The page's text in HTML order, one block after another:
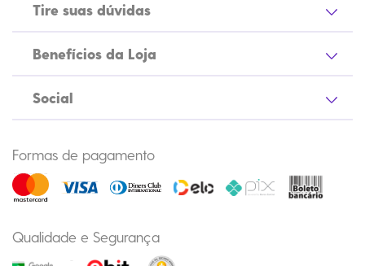
Tire suas dúvidas
Benefícios da Loja
Social
Formas de pagamento
Qualidade e Segurança